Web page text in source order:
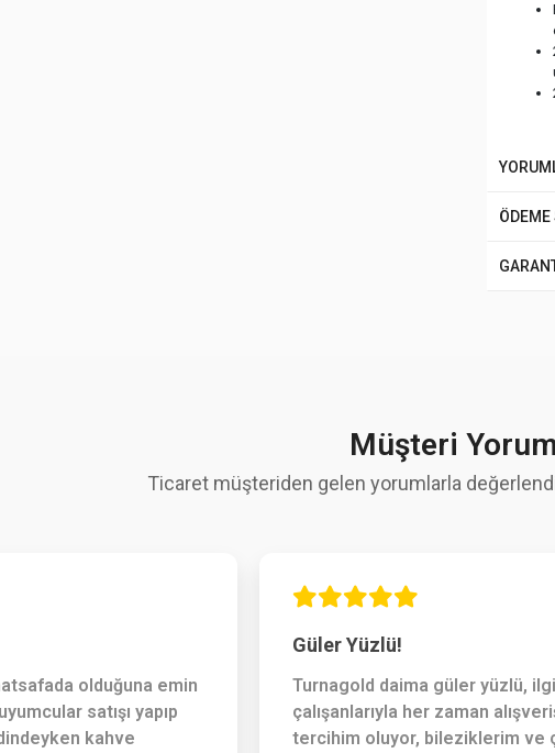
ÖDEME
Müşteri
Ticaret müşteriden gelen yorumlarla
olduğuna emin
satışı yapıp
kahve
Güler Yüzlü!
Turnagold daima güler yüzlü,
çalışanlarıyla her zaman
tercihim oluyor, bileziklerim ve